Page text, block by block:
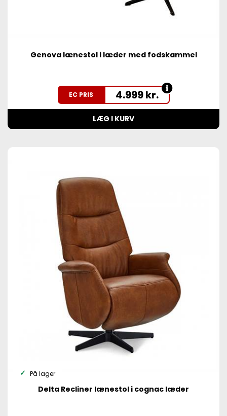
Genova lænestol i læder med fodskammel
EC PRIS 4.999kr.
LÆG I KURV
På lager
Delta Recliner lænestol i cognac læder